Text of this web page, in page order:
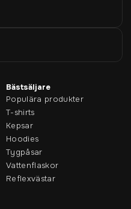
Bästsäljare
Populära produkter
T-shirts
Kepsar
Hoodies
Tygpåsar
Vattenflaskor
Reflexvästar